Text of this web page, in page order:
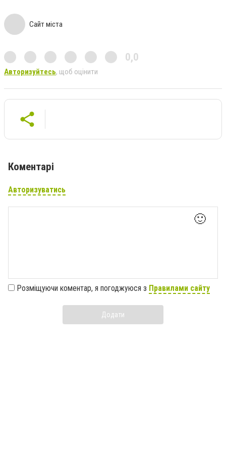
Сайт міста
0,0
Авторизуйтесь, щоб оцінити
Коментарі
Авторизуватись
🙂
Розміщуючи коментар, я погоджуюся з Правилами сайту
Додати